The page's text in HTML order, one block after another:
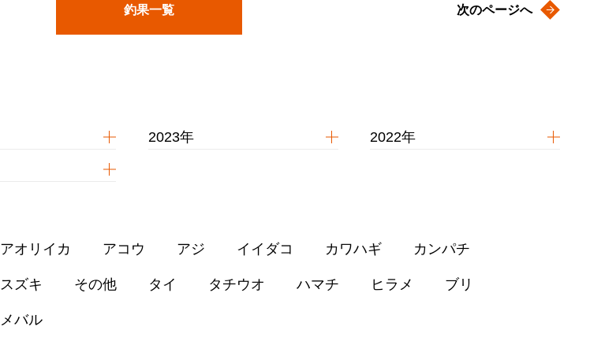
釣果一覧 次のページへ
2023年 2022年
アオリイカ アコウ アジ イイダコ カワハギ カンパチ
スズキ その他 タイ タチウオ ハマチ ヒラメ ブリ
メバル